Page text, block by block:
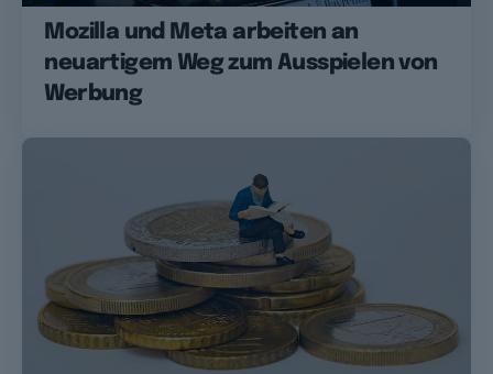
Mozilla und Meta arbeiten an
neuartigem Weg zum Ausspielen von
Werbung